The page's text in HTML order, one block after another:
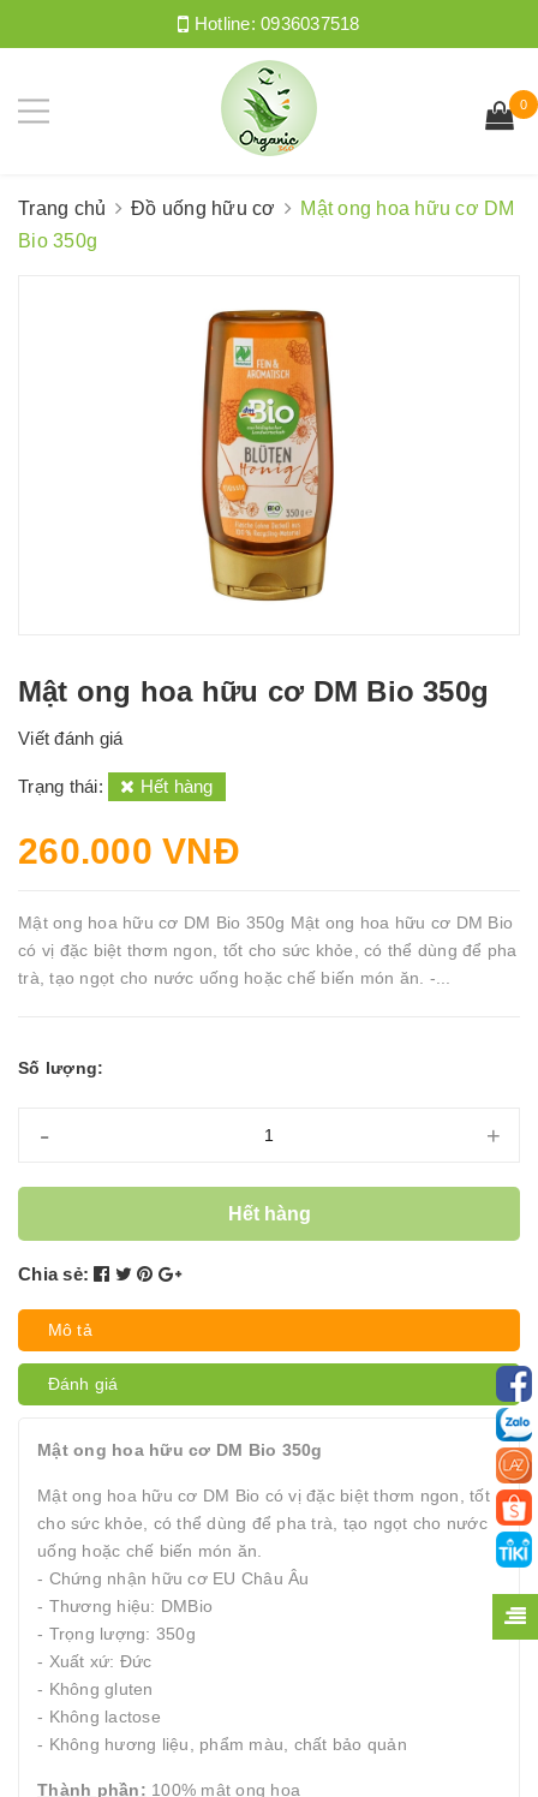
Hotline:0936037518
0
Trang chủ Đồ uống hữu cơ
Mật ong hoa hữu cơ DM
Bio 350g
Mật ong hoa hữu cơ DM Bio 350g
Viết đánh giá
Trạng thái: Hết hàng
260.000 VNĐ
Mật ong hoa hữu cơ DM Bio 350g Mật ong hoa hữu cơ DM Bio
có vị đặc biệt thơm ngon, tốt cho sức khỏe, có thể dùng để pha
trà, tạo ngọt cho nước uống hoặc chế biến món ăn. -...
Số lượng:
- +
Hết hàng
Chia sẻ:
Mô tả
Đánh giá
Mật ong hoa hữu cơ DM Bio 350g
Mật ong hoa hữu cơ DM Bio có vị đặc biệt thơm ngon, tốt
cho sức khỏe, có thể dùng để pha trà, tạo ngọt cho nước
uống hoặc chế biến món ăn.
- Chứng nhận hữu cơ EU Châu Âu
- Thương hiệu: DMBio
- Trọng lượng: 350g
- Xuất xứ: Đức
- Không gluten
- Không lactose
- Không hương liệu, phẩm màu, chất bảo quản
Thành phần: 100% mật ong hoa